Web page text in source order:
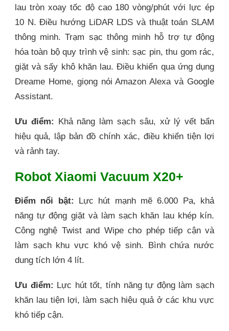
lau tròn xoay tốc độ cao 180 vòng/phút với lực ép
10 N. Điều hướng LiDAR LDS và thuật toán SLAM
thông minh. Trạm sạc thông minh hỗ trợ tự động
hóa toàn bộ quy trình vệ sinh: sạc pin, thu gom rác,
giặt và sấy khô khăn lau. Điều khiển qua ứng dụng
Dreame Home, giọng nói Amazon Alexa và Google
Assistant.
Ưu điểm: Khả năng làm sạch sâu, xử lý vết bẩn
hiệu quả, lập bản đồ chính xác, điều khiển tiện lợi
và rảnh tay.
Robot Xiaomi Vacuum X20+
Điểm nổi bật: Lực hút mạnh mẽ 6.000 Pa, khả
năng tự động giặt và làm sạch khăn lau khép kín.
Công nghệ Twist and Wipe cho phép tiếp cận và
làm sạch khu vực khó vệ sinh. Bình chứa nước
dung tích lớn 4 lít.
Ưu điểm: Lực hút tốt, tính năng tự động làm sạch
khăn lau tiện lợi, làm sạch hiệu quả ở các khu vực
khó tiếp cận.